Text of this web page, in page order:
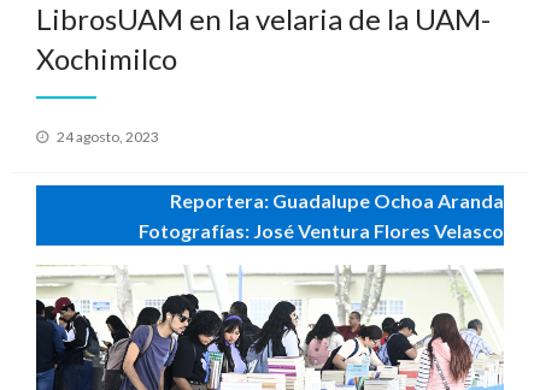
LibrosUAM en la velaria de la UAM-
Xochimilco
Publicado
24 agosto, 2023
Reportera: Guadalupe Ochoa Aranda
Fotografías: José Ventura Flores Velasco